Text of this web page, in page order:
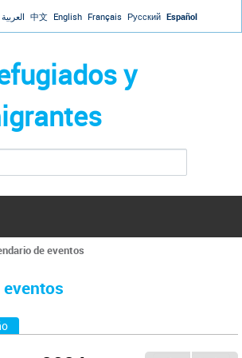
Jump to navigationالعربية 中文 English Français Русский Español
y
de eventos
eventos